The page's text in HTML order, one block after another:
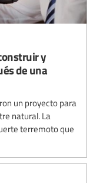
y
de una
un proyecto para
natural. La
terremoto que